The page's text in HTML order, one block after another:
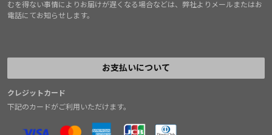
むを得ない事情によりお届けが遅くなる場合などは、弊社よりメールまたはお
電話にてお知らせします。
お支払いについて
クレジットカード
下記のカードがご利用いただけます。